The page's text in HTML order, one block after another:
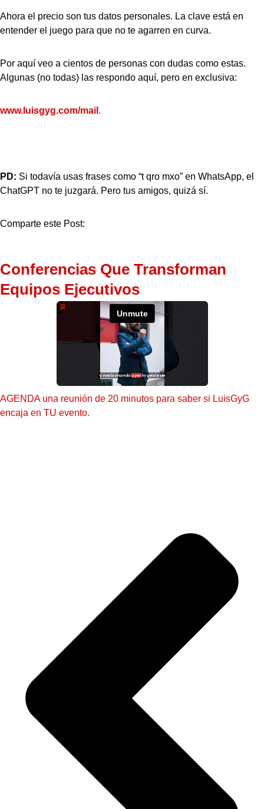
Ahora el precio son tus datos personales. La clave está en
entender el juego para que no te agarren en curva.
Por aquí veo a cientos de personas con dudas como estas.
Algunas (no todas) las respondo aquí, pero en exclusiva:
www.luisgyg.com/mail .
PD: Si todavía usas frases como “t qro mxo” en WhatsApp, el
ChatGPT no te juzgará. Pero tus amigos, quizá sí.
Comparte este Post:
Conferencias Que Transforman
Equipos Ejecutivos
AGENDA una reunión de 20 minutos para saber si LuisGyG
encaja en TU evento.